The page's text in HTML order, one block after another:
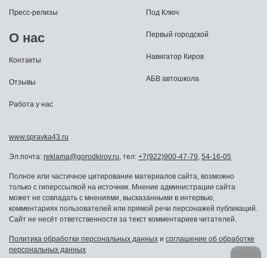
Пресс-релизы
О нас
Контакты
Отзывы
Работа у нас
Под Ключ
Первый городской
Навигатор Киров
АБВ автошкола
www.spravka43.ru
Эл.почта: reklama@gorodkirov.ru , тел: +7(922)900-47-79 54-16-05
Полное или частичное цитирование материалов сайта, возможно
только с гиперссылкой на источник. Мнение администрации сайта
может не совпадать с мнениями, высказанными в интервью,
комментариях пользователей или прямой речи персонажей публикаций.
Сайт не несёт ответственности за текст комментариев читателей.
Политика обработки персональных данных и соглашение об обработке
персональных данных